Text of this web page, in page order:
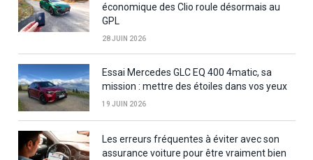
économique des Clio roule désormais au
GPL
28 JUIN 2026
Essai Mercedes GLC EQ 400 4matic, sa
mission : mettre des étoiles dans vos yeux
19 JUIN 2026
Les erreurs fréquentes à éviter avec son
assurance voiture pour être vraiment bien